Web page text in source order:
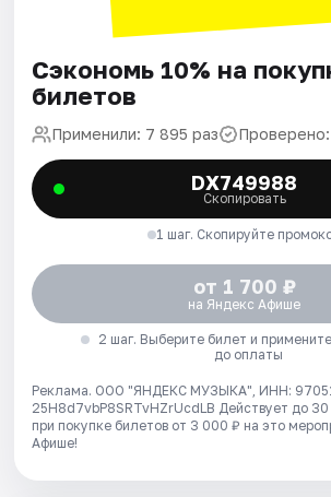
Сэкономь 10% на
билетов
Применили: 7 895 раз
DX749988
Скопировать
1 шаг. Скопируйте
от 1 700 ₽
на Яндекс Афише
2 шаг. Выберите билет и
до оплаты
Реклама. ООО "ЯНДЕКС МУЗЫКА", ИНН:
25H8d7vbP8SRTvHZrUcdLB Действует до
при покупке билетов от 3 000 ₽ на это
Афише!